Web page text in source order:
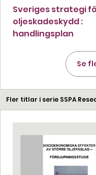
Sveriges strategi
oljeskadeskydd :
handlingsplan
Se
Fler titlar i serie SSPA